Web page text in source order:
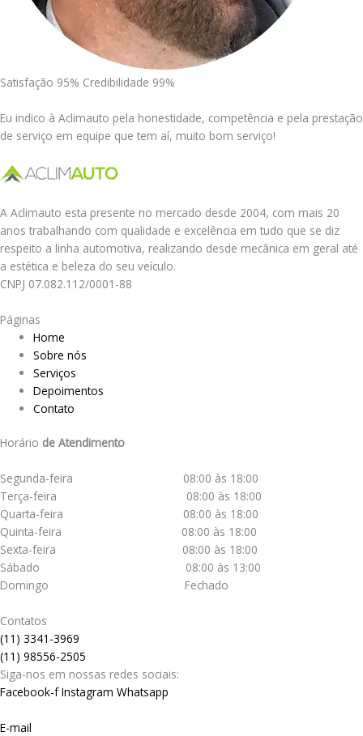
Satisfação 95% Credibilidade 99%
Eu indico à Aclimauto pela honestidade, competência e pela prestação
de serviço em equipe que tem aí, muito bom serviço!
A Aclimauto esta presente no mercado desde 2004, com mais 20
anos trabalhando com qualidade e excelência em tudo que se diz
respeito a linha automotiva, realizando desde mecânica em geral até
a estética e beleza do seu veículo.
CNPJ 07.082.112/0001-88
Páginas
Home
Sobre nós
Serviços
Depoimentos
Contato
Horário de Atendimento
Segunda-feira 08:00 às 18:00
Terça-feira 08:00 às 18:00
Quarta-feira 08:00 às 18:00
Quinta-feira 08:00 às 18:00
Sexta-feira 08:00 às 18:00
Sábado 08:00 às 13:00
Domingo Fechado
Contatos
(11) 3341-3969
(11) 98556-2505
Siga-nos em nossas redes sociais:
Facebook-fInstagram Whatsapp
E-mail